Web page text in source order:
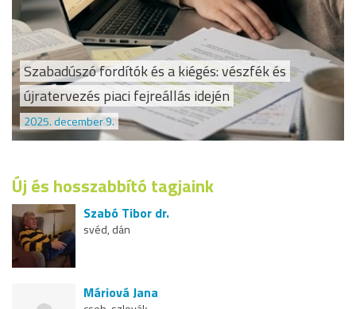
Szabadúszó fordítók és a kiégés: vészfék és
újratervezés piaci fejreállás idején
2025. december 9.
Új és hosszabbító tagjaink
Szabó Tibor dr.
svéd, dán
Máriová Jana